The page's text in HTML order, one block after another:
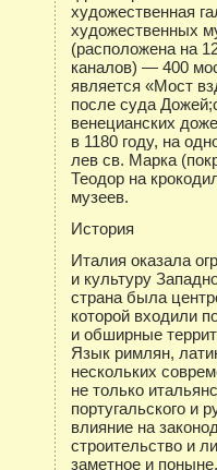
художественная
художественных
(расположена на
каналов) — 400
является «Мост
после суда
венецианских
в 1180 году, на
лев св. Марка
Теодор на
музеев.
История
Италия оказала
и культуру
страна была
которой входили
и обширные
Язык римлян,
нескольких
не только
португальского и
влияние на
строительство и
заметное и